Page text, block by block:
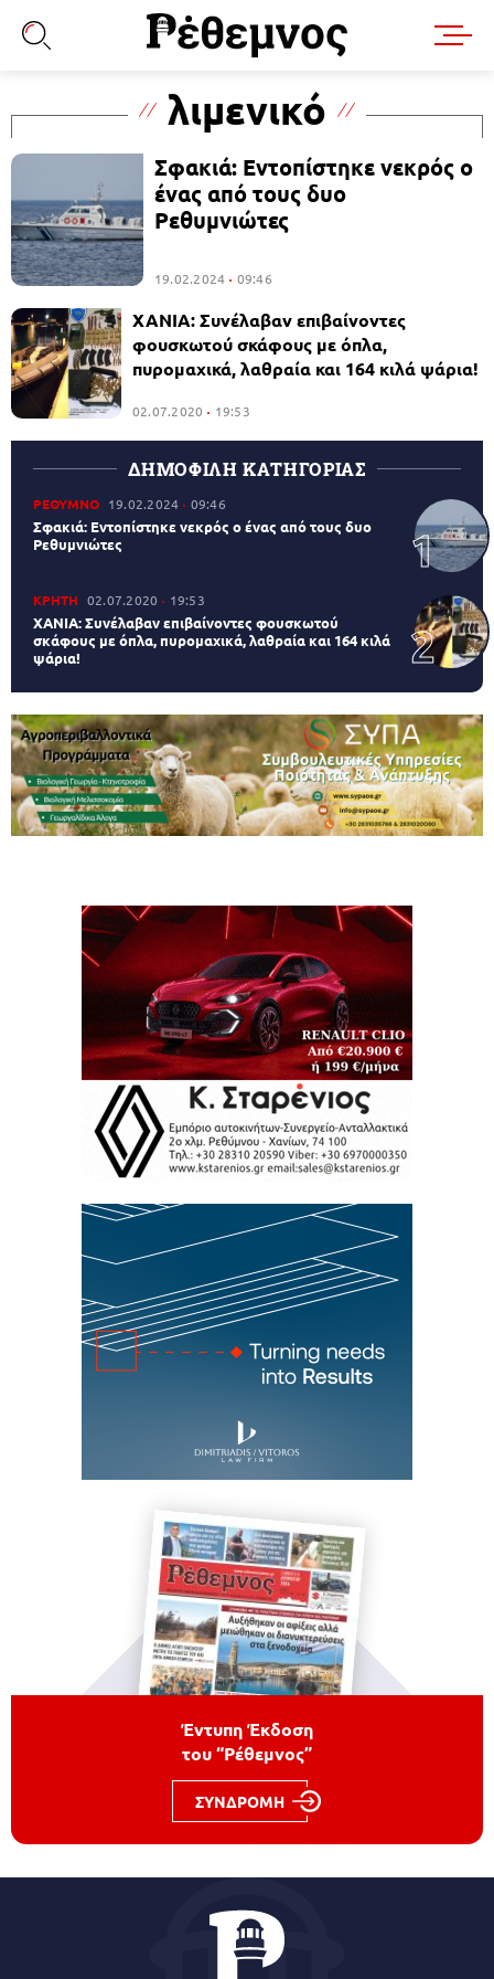
λιμενικό
Σφακιά: Εντοπίστηκε νεκρός ο
ένας από τους δυο
Ρεθυμνιώτες
19.02.2024 09:46
ΧΑΝΙΑ: Συνέλαβαν επιβαίνοντες
φουσκωτού σκάφους με όπλα,
πυρομαχικά, λαθραία και 164 κιλά ψάρια!
02.07.2020 19:53
ΔΗΜΟΦΙΛΗ ΚΑΤΗΓΟΡΙΑΣ
ΡΕΘΥΜΝΟ 19.02.2024 09:46
Σφακιά: Εντοπίστηκε νεκρός ο ένας από τους δυο
Ρεθυμνιώτες
ΚΡΗΤΗ 02.07.2020 19:53
ΧΑΝΙΑ: Συνέλαβαν επιβαίνοντες φουσκωτού
σκάφους με όπλα, πυρομαχικά, λαθραία και 164 κιλά
ψάρια!
Έντυπη Έκδοση
του “Ρέθεμνος”
ΣΥΝΔΡΟΜΗ